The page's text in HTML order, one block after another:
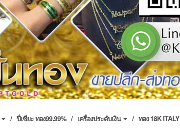
ปี่เซียะ ทอง99.99% เครื่องประดับเงิน ทอง 18K ITALY